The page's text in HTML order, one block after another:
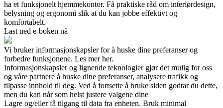
ha et funksjonelt hjemmekontor. Få praktiske råd om interiørdesign,
belysning og ergonomi slik at du kan jobbe effektivt og
komfortabelt.
Last ned e-boken nå
Vi bruker informasjonskapsler for å huske dine preferanser og
forbedre funksjonene. Les mer her.
Informasjonskapsler og lignende teknologier gjør det mulig for oss
og våre partnere å huske dine preferanser, analysere trafikk og
tilpasse innhold til deg. Ved å fortsette å bruke siden godtar du dette,
men du kan når som helst justere valgene dine
Lagre og/eller få tilgang til data fra enheten. Bruk minimal